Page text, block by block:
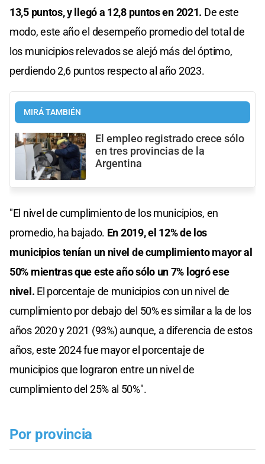
13,5 puntos, y llegó a 12,8 puntos en 2021. De este
modo, este año el desempeño promedio del total de
los municipios relevados se alejó más del óptimo,
perdiendo 2,6 puntos respecto al año 2023.
MIRÁ TAMBIÉN
El empleo registrado crece sólo
en tres provincias de la
Argentina
"El nivel de cumplimiento de los municipios, en
promedio, ha bajado. En 2019, el 12% de los
municipios tenían un nivel de cumplimiento mayor al
50% mientras que este año sólo un 7% logró ese
nivel. El porcentaje de municipios con un nivel de
cumplimiento por debajo del 50% es similar a la de los
años 2020 y 2021 (93%) aunque, a diferencia de estos
años, este 2024 fue mayor el porcentaje de
municipios que lograron entre un nivel de
cumplimiento del 25% al 50%".
Por provincia